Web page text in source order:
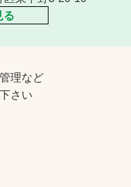
る
理など
さい